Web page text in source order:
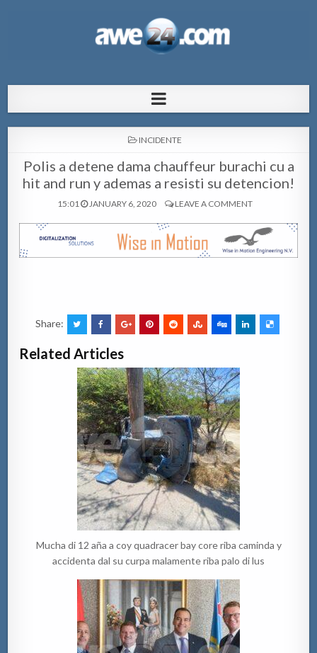
pa Aruba
POSTED
INCIDENTE
Polis a detene dama chauffeur burachi cu a
hit and run y ademas a resisti su detencion!
15:01 JANUARY 6, 2020 LEAVE A COMMENT
Share:
Related Articles
Mucha di 12 aña a coy quadracer bay core riba caminda y
accidenta dal su curpa malamente riba palo di lus